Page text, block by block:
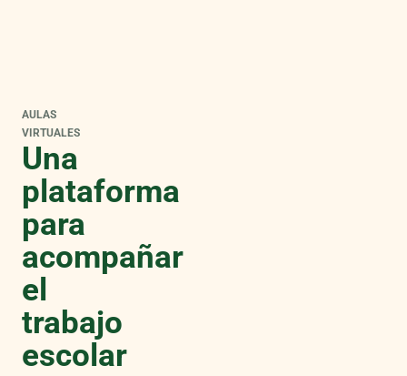
AULAS
VIRTUALES
Una
plataforma
para
acompañar
el
trabajo
escolar